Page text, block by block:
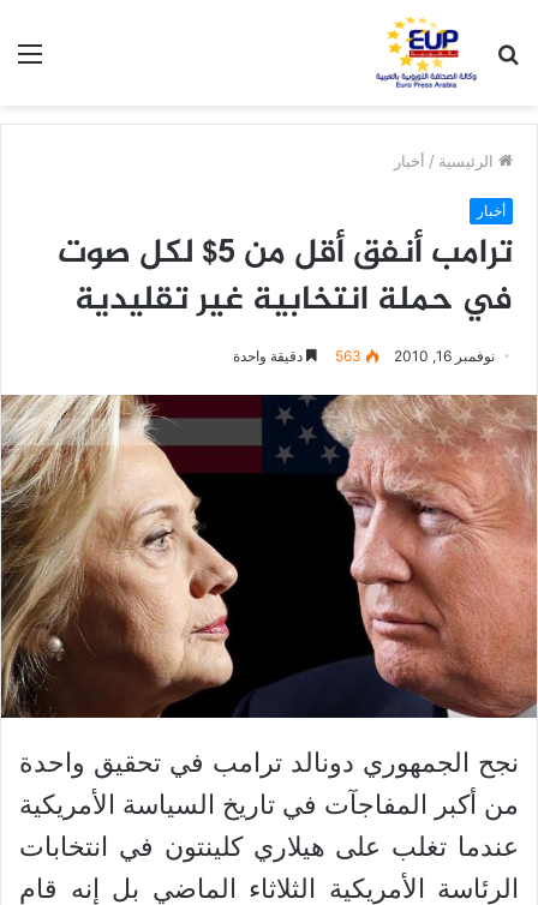
عن
الرئيسية / أخبار
أخبار
ترامب أنفق أقل من 5$ لكل صوت
في حملة انتخابية غير تقليدية
نوفمبر 16, 2010 563 دقيقة واحدة
نجح الجمهوري دونالد ترامب في تحقيق واحدة
من أكبر المفاجآت في تاريخ السياسة الأمريكية
عندما تغلب على هيلاري كلينتون في انتخابات
الرئاسة الأمريكية الثلاثاء الماضي بل إنه قام